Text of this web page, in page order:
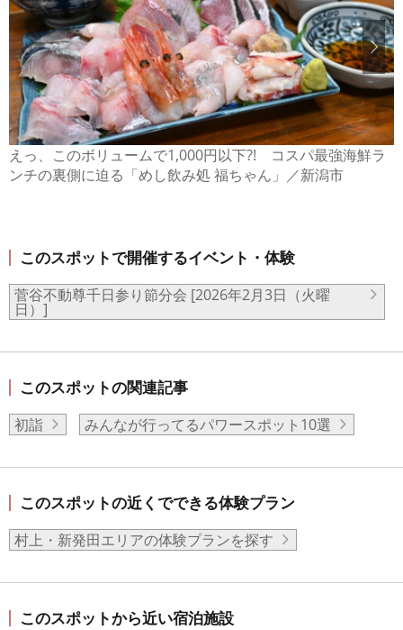
えっ、このボリュームで1,000円以下?! コスパ最強海鮮ラ
ンチの裏側に迫る「めし飲み処 福ちゃん」／新潟市
このスポットで開催するイベント・体験
菅谷不動尊千日参り節分会 [2026年2月3日（火曜
日）]
このスポットの関連記事
初詣 みんなが行ってるパワースポット10選
このスポットの近くでできる体験プラン
村上・新発田エリアの体験プランを探す
このスポットから近い宿泊施設